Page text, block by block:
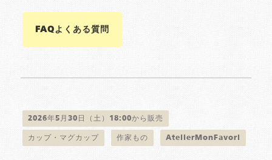
FAQよくある質問
2026年5月30日（土）18:00から販売
カップ・マグカップ 作家もの AtelierMonFavori